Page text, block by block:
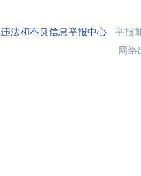
违法和不良信息举报中心举报
网